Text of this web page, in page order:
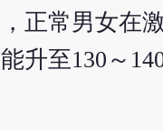
正常男女在
升至130～